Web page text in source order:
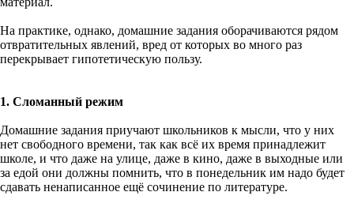
На практике, однако, домашние задания оборачиваются рядом
отвратительных явлений, вред от которых во много раз
перекрывает гипотетическую пользу.
1. Сломанный режим
Домашние задания приучают школьников к мысли, что у них
нет свободного времени, так как всё их время принадлежит
школе, и что даже на улице, даже в кино, даже в выходные или
за едой они должны помнить, что в понедельник им надо будет
сдавать ненаписанное ещё сочинение по литературе.